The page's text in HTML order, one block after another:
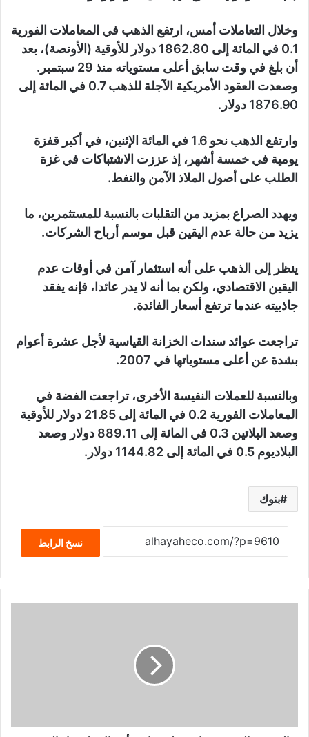
وخلال التعاملات أمس، ارتفع الذهب في المعاملات الفورية
0.1 في المائة إلى 1862.80 دولار للأوقية (الأونصة)، بعد
أن بلغ في وقت سابق أعلى مستوياته منذ 29 سبتمبر.
وصعدت العقود الأمريكية الآجلة للذهب 0.7 في المائة إلى
1876.90 دولار.
وارتفع الذهب نحو 1.6 في المائة الإثنين، في أكبر قفزة
يومية في خمسة أشهر، إذ عززت الاشتباكات في غزة
الطلب على أصول الملاذ الآمن والنفط.
ويهدد الصراع بمزيد من التقلبات بالنسبة للمستثمرين، ما
يزيد من حالة عدم اليقين قبل موسم أرباح الشركات.
ينظر إلى الذهب على أنه استثمار آمن في أوقات عدم
اليقين الاقتصادي، ولكن بما أنه لا يدر عائدا، فإنه يفقد
جاذبيته عندما ترتفع أسعار الفائدة.
تراجعت عوائد سندات الخزانة القياسية لأجل عشرة أعوام
بشدة عن أعلى مستوياتها في 2007.
وبالنسبة للعملات النفيسة الأخرى، تراجعت الفضة في
المعاملات الفورية 0.2 في المائة إلى 21.85 دولار للأوقية
وصعد البلاتين 0.3 في المائة إلى 889.11 دولار وصعد
البلاديوم 0.5 في المائة إلى 1144.82 دولار.
بنوك
نسخ الرابط